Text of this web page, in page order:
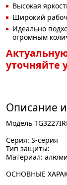
Высокая
Широкий
Идеально
огромным
уточняйте
Описание
Модель
Серия: S-серия
Тип защиты:
Материал:
ОСНОВНЫЕ